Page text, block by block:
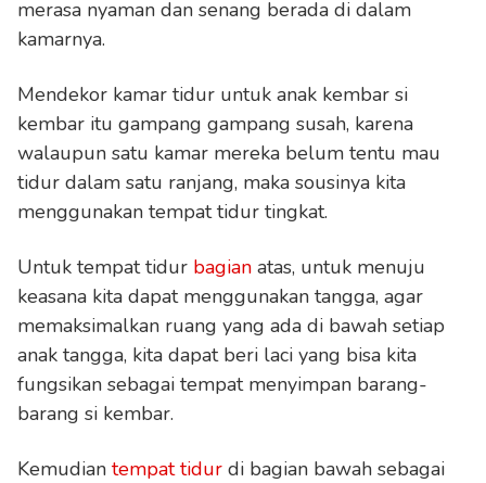
merasa nyaman dan senang berada di dalam
kamarnya.
Mendekor kamar tidur untuk anak kembar si
kembar itu gampang gampang susah, karena
walaupun satu kamar mereka belum tentu mau
tidur dalam satu ranjang, maka sousinya kita
menggunakan tempat tidur tingkat.
Untuk tempat tidur bagian atas, untuk menuju
keasana kita dapat menggunakan tangga, agar
memaksimalkan ruang yang ada di bawah setiap
anak tangga, kita dapat beri laci yang bisa kita
fungsikan sebagai tempat menyimpan barang-
barang si kembar.
Kemudian tempat tidur di bagian bawah sebagai